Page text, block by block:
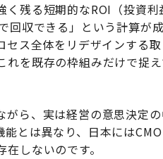
く残る短期的なROI（投資
回収できる」という計算が
ス全体をリデザインする
を既存の枠組みだけで捉
がら、実は経営の意思決定
とは異なり、日本には
しないのです。